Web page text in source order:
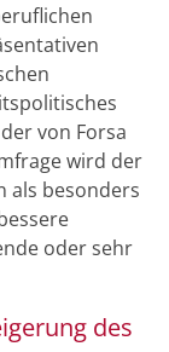
von Forsa
wird der
als besonders
oder sehr
des